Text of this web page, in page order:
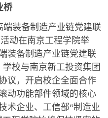
桥
端装备制造产业链党建联
动在南京工程学院举
装备制造产业链党建联
校与南京新工投资集团
议，开启校企全面合作
动功能部件领域的核心
术企业、工信部“制造业